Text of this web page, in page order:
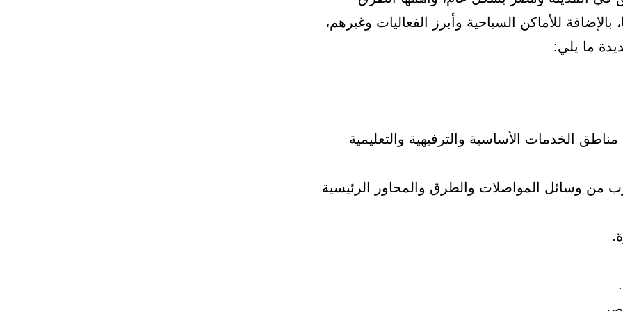
للأماكن السياحية وأبرز الفعاليات وغيرهم،
ما يلي:
الخدمات الأساسية والترفيهية والتعليمية
من وسائل المواصلات والطرق والمحاور الرئيسية